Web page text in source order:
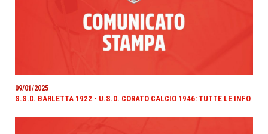
09/01/2025
S.S.D. BARLETTA 1922 - U.S.D. CORATO CALCIO 1946: TUTTE LE INFO